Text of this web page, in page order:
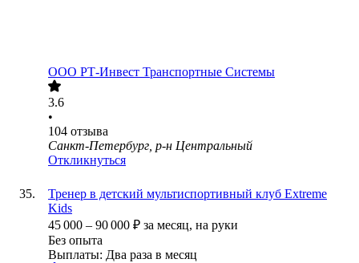
ООО РТ-Инвест Транспортные Системы
3.6
•
104 отзыва
Санкт-Петербург, р-н Центральный
Откликнуться
Тренер в детский мультиспортивный клуб Extreme
Kids
45 000 – 90 000 ₽ за месяц, на руки
Без опыта
Выплаты: Два раза в месяц